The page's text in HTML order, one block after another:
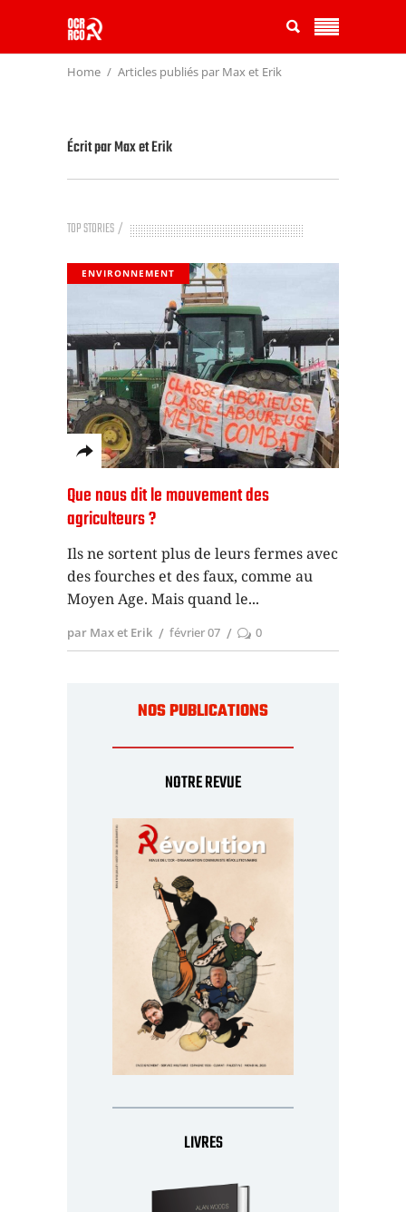
Home Articles publiés par Max et Erik
Écrit parMax et Erik
TOP STORIES
ENVIRONNEMENT
Que nous dit le mouvement des
agriculteurs ?
Ils ne sortent plus de leurs fermes avec
des fourches et des faux, comme au
Moyen Age. Mais quand le
par Max et Erik février 07 0
NOS PUBLICATIONS
NOTRE REVUE
LIVRES